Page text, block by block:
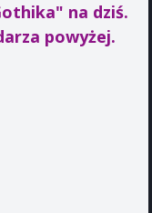
na dziś.
powyżej.